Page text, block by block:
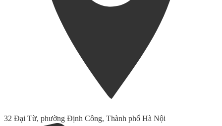
32 Đại Từ, phường Định Công, Thành phố Hà Nội